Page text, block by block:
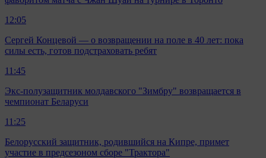
12:05
Сергей Концевой — о возвращении на поле в 40 лет: пока
силы есть, готов подстраховать ребят
11:45
Экс-полузащитник молдавского "Зимбру" возвращается в
чемпионат Беларуси
11:25
Белорусский защитник, родившийся на Кипре, примет
участие в предсезоном сборе "Трактора"